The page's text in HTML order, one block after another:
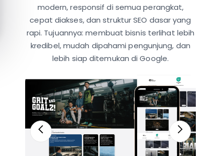
modern, responsif di semua perangkat,
cepat diakses, dan struktur SEO dasar yang
rapi. Tujuannya: membuat bisnis terlihat lebih
kredibel, mudah dipahami pengunjung, dan
lebih siap ditemukan di Google.